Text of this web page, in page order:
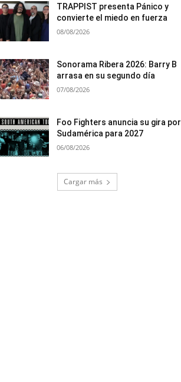
TRAPPIST presenta Pánico y
convierte el miedo en fuerza
08/08/2026
Sonorama Ribera 2026: Barry B
arrasa en su segundo día
07/08/2026
Foo Fighters anuncia su gira por
Sudamérica para 2027
06/08/2026
Cargar más